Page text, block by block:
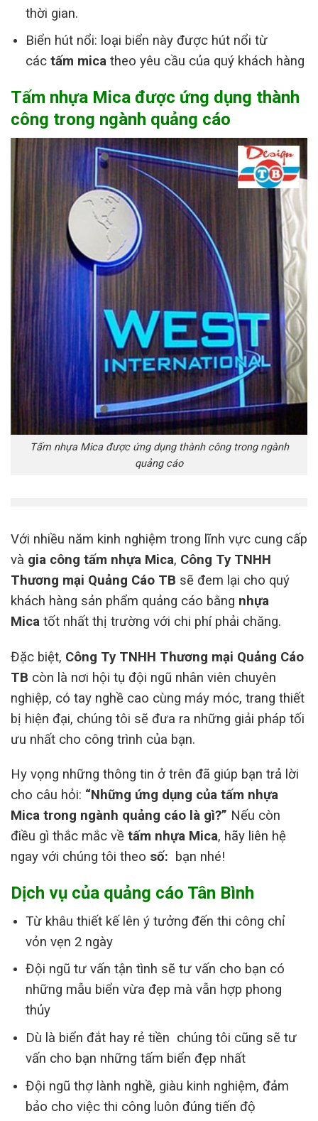
thời gian.
Biển hút nổi: loại biển này được hút nổi từ
cáctấm micatheo yêu cầu của quý khách hàng
Tấm nhựa Mica được ứng dụng thành
công trong ngành quảng cáo
Tấm nhựa Mica được ứng dụng thành công trong ngành
quảng cáo
Với nhiều năm kinh nghiệm trong lĩnh vực cung cấp
và gia công tấm nhựa Mica, Công Ty TNHH
Thương mại Quảng Cáo TB sẽ đem lại cho quý
khách hàng sản phẩm quảng cáo bằng nhựa
Mica tốt nhất thị trường với chi phí phải chăng.
Đặc biệt, Công Ty TNHH Thương mại Quảng Cáo
TB còn là nơi hội tụ đội ngũ nhân viên chuyên
nghiệp, có tay nghề cao cùng máy móc, trang thiết
bị hiện đại, chúng tôi sẽ đưa ra những giải pháp tối
ưu nhất cho công trình của bạn.
Hy vọng những thông tin ở trên đã giúp bạn trả lời
cho câu hỏi: “Những ứng dụng của tấm nhựa
Mica trong ngành quảng cáo là gì?” Nếu còn
điều gì thắc mắc về tấm nhựa Mica, hãy liên hệ
ngay với chúng tôi theo số: bạn nhé!
Dịch vụ của quảng cáo Tân Bình
Từ khâu thiết kế lên ý tưởng đến thi công chỉ
vỏn vẹn 2 ngày
Đội ngũ tư vấn tận tình sẽ tư vấn cho bạn có
những mẫu biển vừa đẹp mà vẫn hợp phong
thủy
Dù là biển đắt hay rẻ tiền chúng tôi cũng sẽ tư
vấn cho bạn những tấm biển đẹp nhất
Đội ngũ thợ lành nghề, giàu kinh nghiệm, đảm
bảo cho việc thi công luôn đúng tiến độ